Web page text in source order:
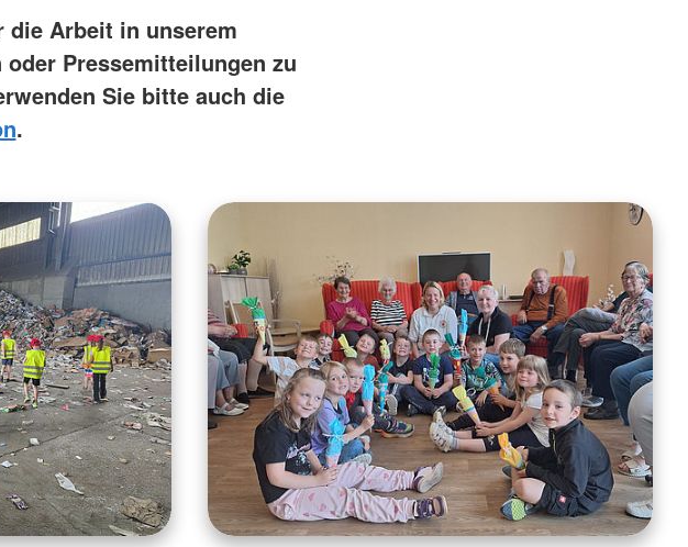
Arbeit in unserem
Pressemitteilungen zu
Sie bitte auch die
.